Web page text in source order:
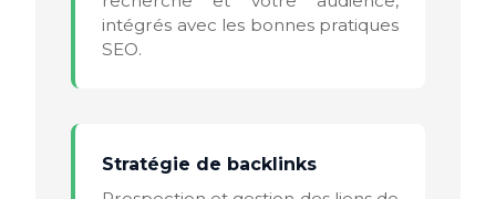
intégrés avec les bonnes pratiques
SEO.
Stratégie de backlinks